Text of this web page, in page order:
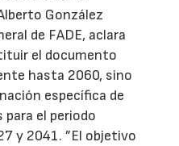
González
de FADE, aclara
el documento
hasta 2060, sino
específica de
el periodo
y 2041. ”El objetivo